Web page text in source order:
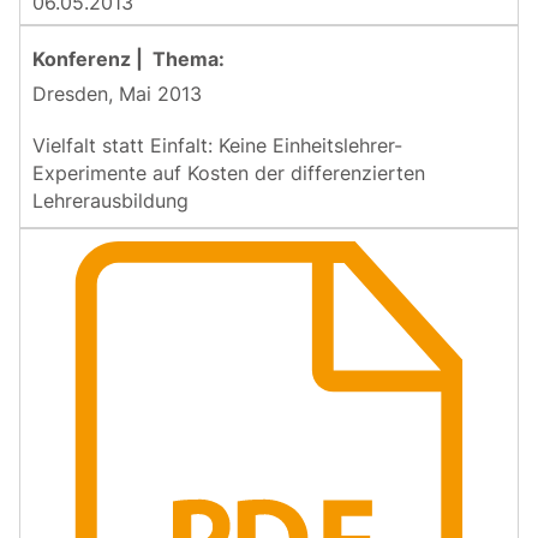
Dresden, Mai 2013
Vielfalt statt Einfalt: Keine Einheitslehrer-
Experimente auf Kosten der differenzierten
Lehrerausbildung